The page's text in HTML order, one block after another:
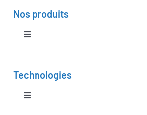
Nos produits
Toggle
Système pile à combustible PEM
Technologies
Toggle